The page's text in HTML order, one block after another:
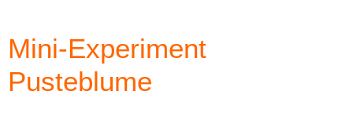
Mini-Experiment
Pusteblume